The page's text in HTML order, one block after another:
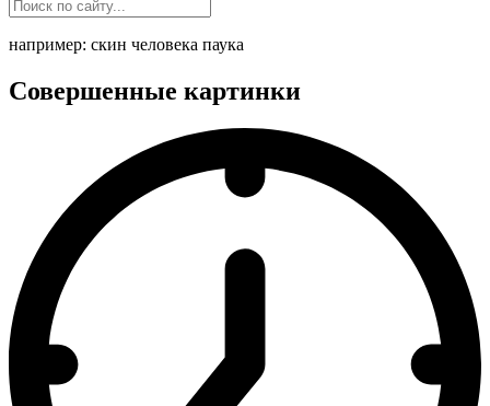
например: скин человека паука
Совершенные картинки